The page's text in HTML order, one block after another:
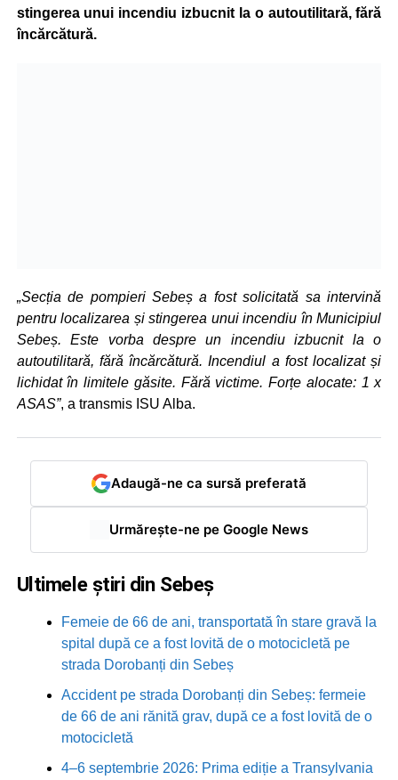
stingerea unui incendiu izbucnit la o autoutilitară, fără
încărcătură.
„Secția de pompieri Sebeș a fost solicitată sa intervină
pentru localizarea și stingerea unui incendiu în Municipiul
Sebeș. Este vorba despre un incendiu izbucnit la o
autoutilitară, fără încărcătură. Incendiul a fost localizat și
lichidat în limitele găsite. Fără victime. Forțe alocate: 1 x
ASAS”, a transmis ISU Alba.
Adaugă-ne ca sursă preferată
Urmărește-ne pe Google News
Ultimele știri din Sebeș
Femeie de 66 de ani, transportată în stare gravă la
spital după ce a fost lovită de o motocicletă pe
strada Dorobanți din Sebeș
Accident pe strada Dorobanți din Sebeș: fermeie
de 66 de ani rănită grav, după ce a fost lovită de o
motocicletă
4–6 septembrie 2026: Prima ediție a Transylvania